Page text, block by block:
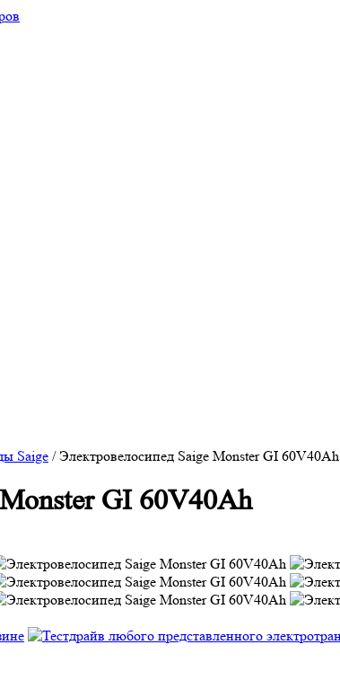
Saige /Электровелосипед Saige Monster GI 60V40Ah
GI 60V40Ah